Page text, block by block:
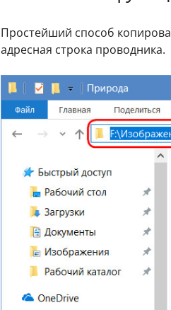
Простейший способ
адресная строка проводника.